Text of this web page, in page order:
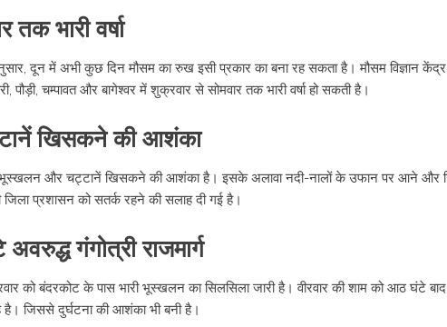
भारी वर्षा
दून में अभी कुछ दिन मौसम का रुख इसी प्रकार का बना रह सकता है। मौसम विज्ञान
पौड़ी, चम्पावत और बागेश्वर में शुक्रवार से सोमवार तक भारी वर्षा हो सकती है।
खिसकने की आशंका
भूस्खलन और चट्टानें खिसकने की आशंका है। इसके अलावा नदी-नालों के उफान पर आने और
प्रशासन को सतर्क रहने की सलाह दी गई है।
गंगोत्री राजमार्ग
वीरवार को बंदरकोट के पास भारी भूस्खलन का सिलसिला जारी है। वीरवार की शाम को आठ घंटे
जिससे दुर्घटना की आशंका भी बनी है।